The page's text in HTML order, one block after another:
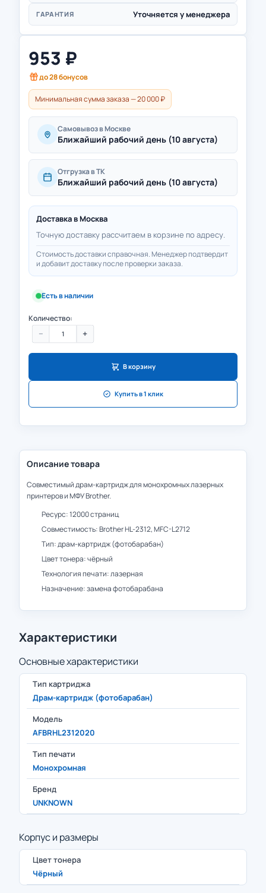
ГАРАНТИЯ Уточняется у менеджера
953 ₽
до28бонусов
Минимальная сумма заказа — 20 000 ₽
Самовывоз в Москве
Ближайший рабочий день (10 августа)
Отгрузка в ТК
Ближайший рабочий день (10 августа)
Доставка в Москва
Точную доставку рассчитаем в корзине по адресу.
Стоимость доставки справочная. Менеджер подтвердит
и добавит доставку после проверки заказа.
Есть в наличии
Количество:
− +
В корзину
Купить в 1 клик
Описание товара
Совместимый драм-картридж для монохромных лазерных
принтеров и МФУ Brother.
Ресурс: 12000 страниц
Совместимость: Brother HL-2312, MFC-L2712
Тип: драм-картридж (фотобарабан)
Цвет тонера: чёрный
Технология печати: лазерная
Назначение: замена фотобарабана
Характеристики
Основные характеристики
Тип картриджа
Драм-картридж (фотобарабан)
Модель
AFBRHL2312020
Тип печати
Монохромная
Бренд
UNKNOWN
Корпус и размеры
Цвет тонера
Чёрный